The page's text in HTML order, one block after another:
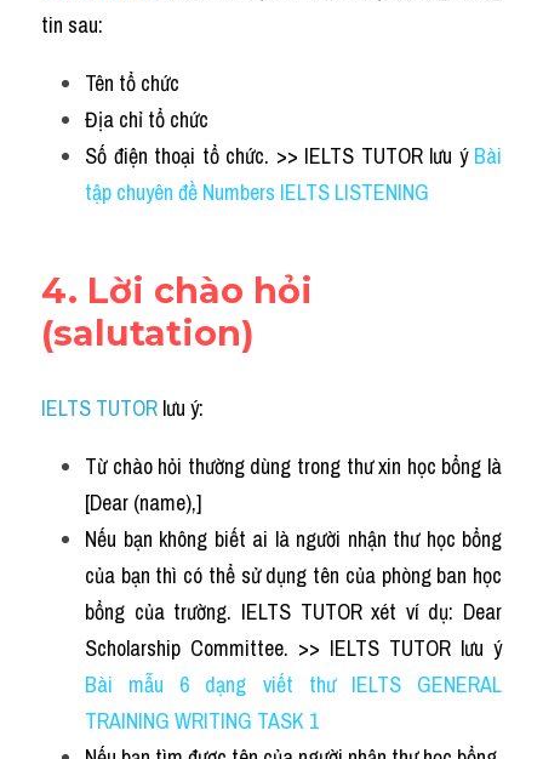
tin sau:
Tên tổ chức
Địa chỉ tổ chức
Số điện thoại tổ chức. >> IELTS TUTOR lưu ý Bài
tập chuyên đề Numbers IELTS LISTENING
4. Lời chào hỏi
(salutation)
IELTS TUTOR lưu ý:
Từ chào hỏi thường dùng trong thư xin học bổng là
[Dear (name),]
Nếu bạn không biết ai là người nhận thư học bổng
của bạn thì có thể sử dụng tên của phòng ban học
bổng của trường. IELTS TUTOR xét ví dụ: Dear
Scholarship Committee. >> IELTS TUTOR lưu ý
Bài mẫu 6 dạng viết thư IELTS GENERAL
TRAINING WRITING TASK 1